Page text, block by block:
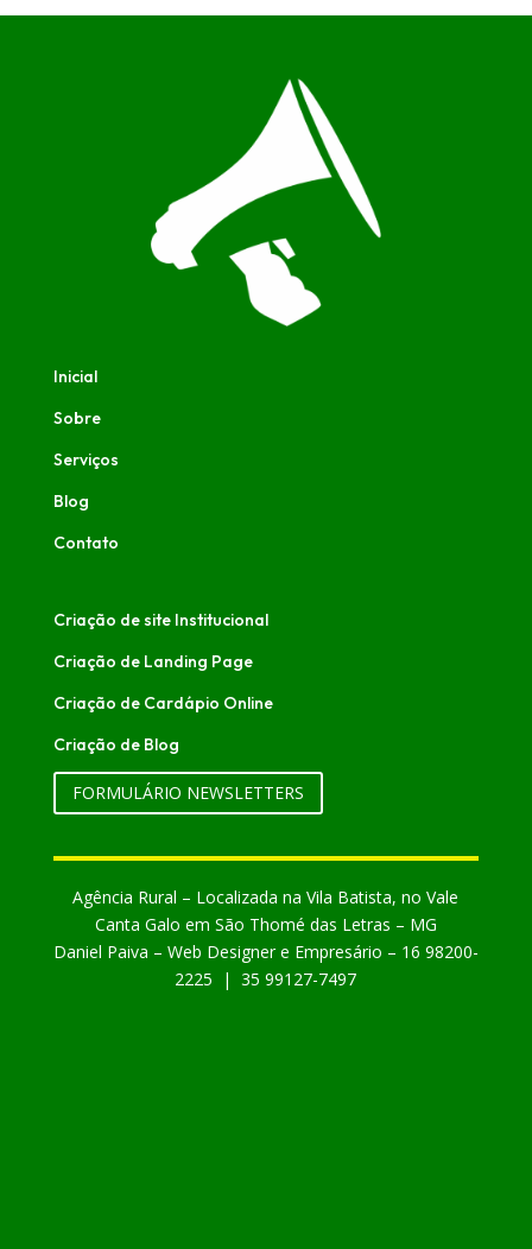
Inicial
Sobre
Serviços
Blog
Contato
Criação de site Institucional
Criação de Landing Page
Criação de Cardápio Online
Criação de Blog
FORMULÁRIO NEWSLETTERS
Agência Rural – Localizada na Vila Batista, no Vale
Canta Galo em São Thomé das Letras – MG
Daniel Paiva – Web Designer e Empresário – 16 98200-
2225 | 35 99127-7497